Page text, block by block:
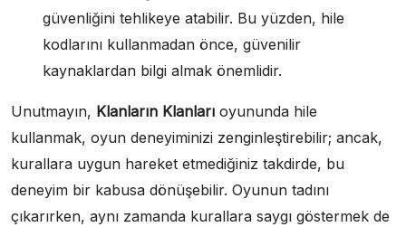
güvenliğini tehlikeye atabilir. Bu yüzden, hile
kodlarını kullanmadan önce, güvenilir
kaynaklardan bilgi almak önemlidir.
Unutmayın, Klanların Klanları oyununda hile
kullanmak, oyun deneyiminizi zenginleştirebilir; ancak,
kurallara uygun hareket etmediğiniz takdirde, bu
deneyim bir kabusa dönüşebilir. Oyunun tadını
çıkarırken, aynı zamanda kurallara saygı göstermek de